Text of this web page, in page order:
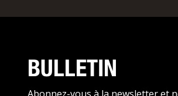
BULLETIN